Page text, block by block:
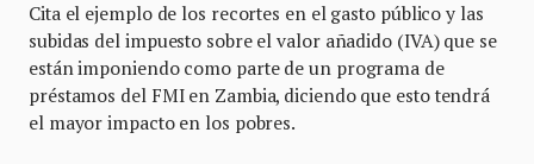
Cita el ejemplo de los recortes en el gasto público y las
subidas del impuesto sobre el valor añadido (IVA) que se
están imponiendo como parte de un programa de
préstamos del FMI en Zambia, diciendo que esto tendrá
el mayor impacto en los pobres.